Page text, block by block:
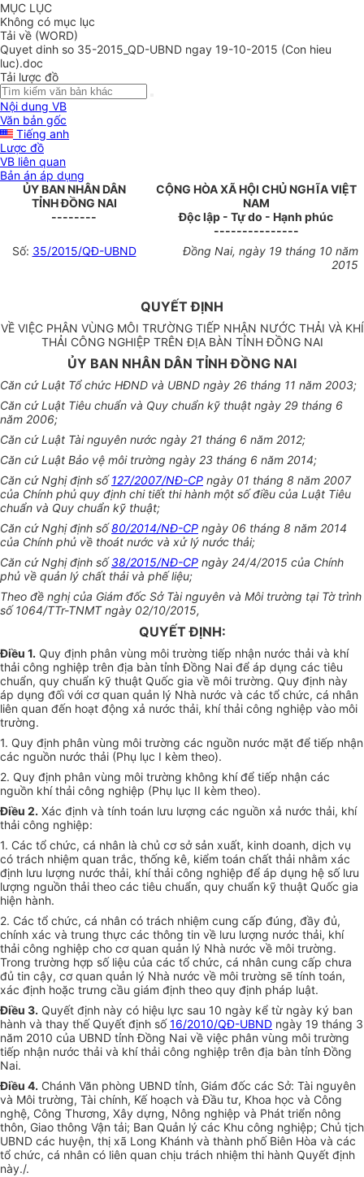
MỤC LỤC
Không có mục lục
Tải về (WORD)
Quyet dinh so 35-2015_QD-UBND ngay 19-10-2015 (Con hieu
luc).doc
Tải lược đồ
Nội dung VB
Văn bản gốc
Tiếng anh
Lược đồ
VB liên quan
Bản án áp dụng
ỦY BAN NHÂN DÂN
TỈNH ĐỒNG NAI
--------
CỘNG HÒA XÃ HỘI CHỦ NGHĨA VIỆT
NAM
Độc lập - Tự do - Hạnh phúc
---------------
Số: 35/2015/QĐ-UBND
Đồng Nai, ngày 19 tháng 10 năm
2015
QUYẾT ĐỊNH
VỀ VIỆC PHÂN VÙNG MÔI TRƯỜNG TIẾP NHẬN NƯỚC THẢI VÀ KHÍ
THẢI CÔNG NGHIỆP TRÊN ĐỊA BÀN TỈNH ĐỒNG NAI
ỦY BAN NHÂN DÂN TỈNH ĐỒNG NAI
Căn cứ Luật Tổ chức HĐND và UBND ngày 26 tháng 11 năm 2003;
Căn cứ Luật Tiêu chuẩn và Quy chuẩn kỹ thuật ngày 29 tháng 6
năm 2006;
Căn cứ Luật Tài nguyên nước ngày 21 tháng 6 năm 2012;
Căn cứ Luật Bảo vệ môi trường ngày 23 tháng 6 năm 2014;
Căn cứ Nghị định số127/2007/NĐ-CP ngày 01 tháng 8 năm 2007
của Chính phủ quy định chi tiết thi hành một số điều của Luật Tiêu
chuẩn và Quy chuẩn kỹ thuật;
Căn cứ Nghị định số80/2014/NĐ-CP ngày 06 tháng 8 năm 2014
của Chính phủ về thoát nước và xử lý nước thải;
Căn cứ Nghị định số38/2015/NĐ-CP ngày 24/4/2015 của Chính
phủ về quản lý chất thải và phế liệu;
Theo đề nghị của Giám đốc Sở Tài nguyên và Môi trường tại Tờ trình
số 1064/TTr-TNMT ngày 02/10/2015,
QUYẾT ĐỊNH:
Điều 1. Quy định phân vùng môi trường tiếp nhận nước thải và khí
thải công nghiệp trên địa bàn tỉnh Đồng Nai để áp dụng các tiêu
chuẩn, quy chuẩn kỹ thuật Quốc gia về môi trường. Quy định này
áp dụng đối với cơ quan quản lý Nhà nước và các tổ chức, cá nhân
liên quan đến hoạt động xả nước thải, khí thải công nghiệp vào môi
trường.
1. Quy định phân vùng môi trường các nguồn nước mặt để tiếp nhận
các nguồn nước thải (Phụ lục I kèm theo).
2. Quy định phân vùng môi trường không khí để tiếp nhận các
nguồn khí thải công nghiệp (Phụ lục II kèm theo).
Điều 2. Xác định và tính toán lưu lượng các nguồn xả nước thải, khí
thải công nghiệp:
1. Các tổ chức, cá nhân là chủ cơ sở sản xuất, kinh doanh, dịch vụ
có trách nhiệm quan trắc, thống kê, kiểm toán chất thải nhằm xác
định lưu lượng nước thải, khí thải công nghiệp để áp dụng hệ số lưu
lượng nguồn thải theo các tiêu chuẩn, quy chuẩn kỹ thuật Quốc gia
hiện hành.
2. Các tổ chức, cá nhân có trách nhiệm cung cấp đúng, đầy đủ,
chính xác và trung thực các thông tin về lưu lượng nước thải, khí
thải công nghiệp cho cơ quan quản lý Nhà nước về môi trường.
Trong trường hợp số liệu của các tổ chức, cá nhân cung cấp chưa
đủ tin cậy, cơ quan quản lý Nhà nước về môi trường sẽ tính toán,
xác định hoặc trưng cầu giám định theo quy định pháp luật.
Điều 3. Quyết định này có hiệu lực sau 10 ngày kể từ ngày ký ban
hành và thay thế Quyết định số16/2010/QĐ-UBND ngày 19 tháng 3
năm 2010 của UBND tỉnh Đồng Nai về việc phân vùng môi trường
tiếp nhận nước thải và khí thải công nghiệp trên địa bàn tỉnh Đồng
Nai.
Điều 4. Chánh Văn phòng UBND tỉnh, Giám đốc các Sở: Tài nguyên
và Môi trường, Tài chính, Kế hoạch và Đầu tư, Khoa học và Công
nghệ, Công Thương, Xây dựng, Nông nghiệp và Phát triển nông
thôn, Giao thông Vận tải; Ban Quản lý các Khu công nghiệp; Chủ tịch
UBND các huyện, thị xã Long Khánh và thành phố Biên Hòa và các
tổ chức, cá nhân có liên quan chịu trách nhiệm thi hành Quyết định
này./.